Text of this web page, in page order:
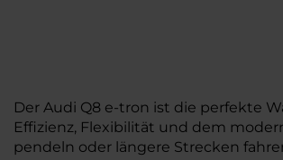
Der Audi Q8 e-tron ist die perfekte
Effizienz, Flexibilität und dem
pendeln oder längere Strecken